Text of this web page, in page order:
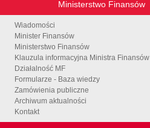
Ministerstwo Finansów
Wiadomości
Minister Finansów
Ministerstwo Finansów
Klauzula informacyjna Ministra Finansów
Działalność MF
Formularze - Baza wiedzy
Zamówienia publiczne
Archiwum aktualności
Kontakt